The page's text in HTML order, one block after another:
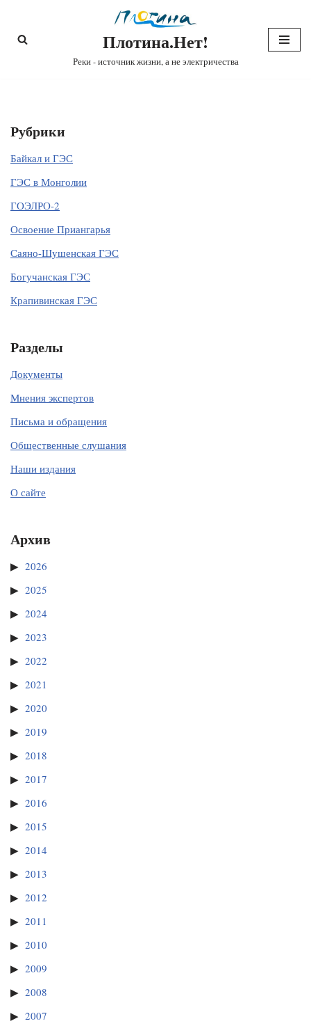
Перейти
Плотина.Нет!
Реки - источник жизни, а не электричества
Рубрики
Байкал и ГЭС
ГЭС в Монголии
ГОЭЛРО-2
Освоение Приангарья
Саяно-Шушенская ГЭС
Богучанская ГЭС
Крапивинская ГЭС
Разделы
Документы
Мнения экспертов
Письма и обращения
Общественные слушания
Наши издания
О сайте
Архив
2026
2025
2024
2023
2022
2021
2020
2019
2018
2017
2016
2015
2014
2013
2012
2011
2010
2009
2008
2007